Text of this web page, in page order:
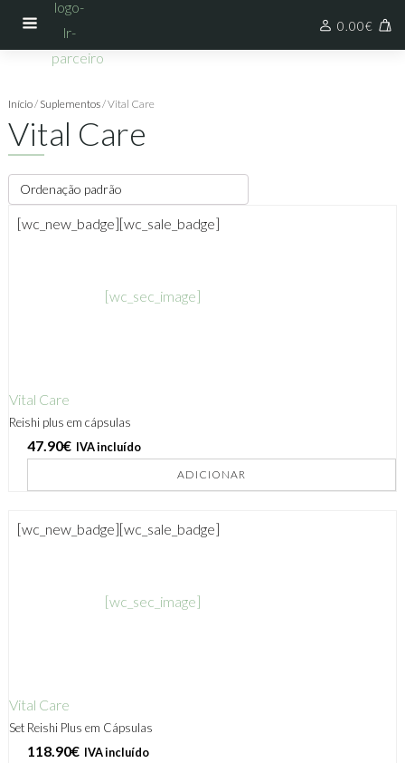
0.00€
Início/ Suplementos/ Vital Care
Vital Care
[wc_new_badge][wc_sale_badge]
[wc_sec_image]
Vital Care
Reishi plus em cápsulas
47.90€ IVA incluído
ADICIONAR
[wc_new_badge][wc_sale_badge]
[wc_sec_image]
Vital Care
Set Reishi Plus em Cápsulas
118.90€ IVA incluído